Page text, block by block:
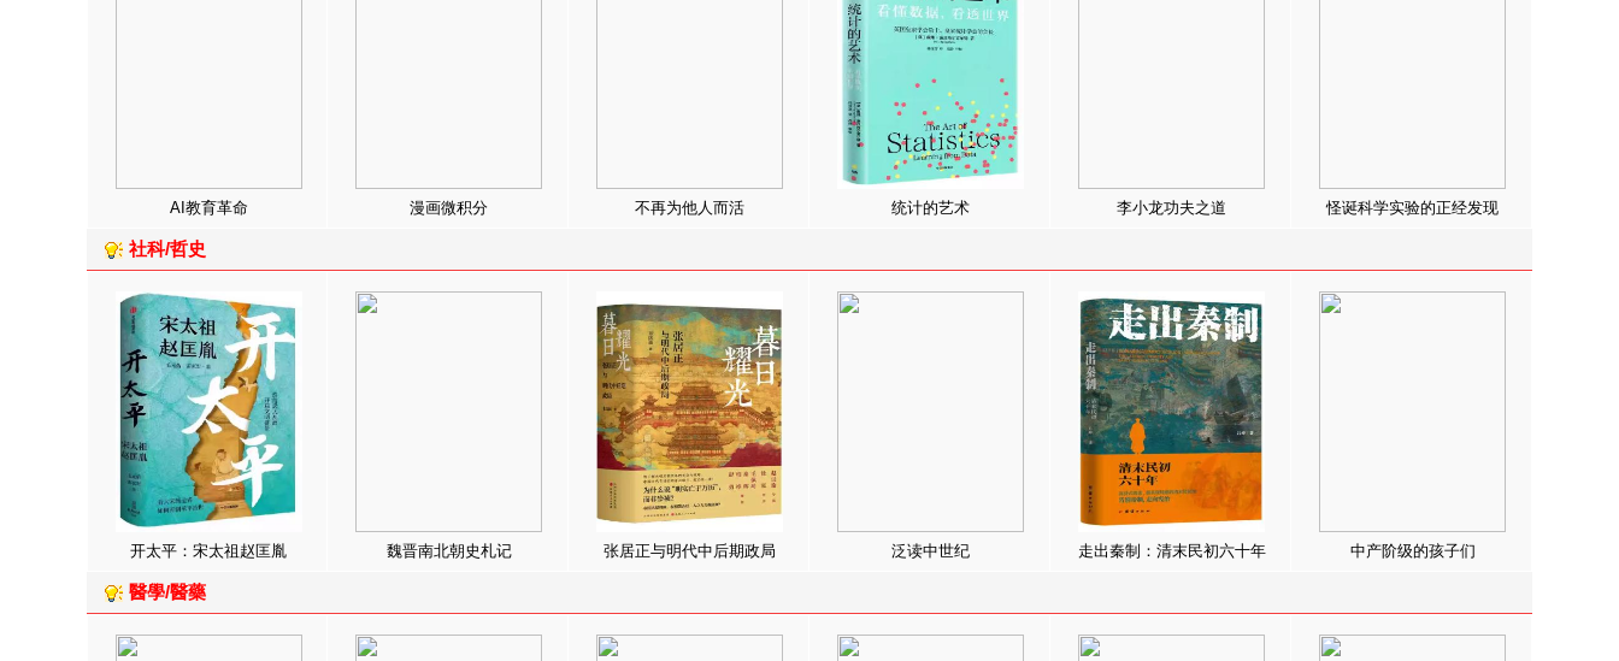
AI教育革命 漫画微积分 不再为他人而活 统计的艺术 李小龙功夫之道 怪诞科学实验的正经发现
社科/哲史
开太平：宋太祖赵匡胤 魏晋南北朝史札记 张居正与明代中后期政局 泛读中世纪 走出秦制：清末民初六十年 中产阶级的孩子们
醫學/醫藥